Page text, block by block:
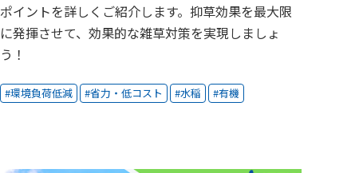
ポイントを詳しくご紹介します。抑草効果を最大限
に発揮させて、効果的な雑草対策を実現しましょ
う！
環境負荷低減 省力・低コスト 水稲 有機